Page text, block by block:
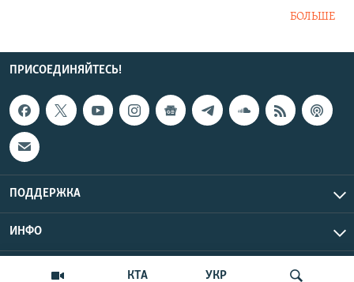
КТА УКР
БОЛЬШЕ
ПРИСОЕДИНЯЙТЕСЬ!
ПОДДЕРЖКА
ИНФО
Copyright Крым.Реалии, 2026 | Все права защищены.
UTC+3